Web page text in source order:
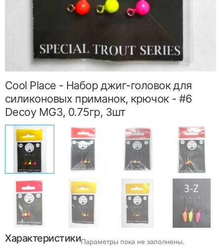
Cool Place - Набор джиг-головок для
силиконовых приманок, крючок - #6
Decoy MG3, 0.75гр, 3шт
ХарактеристикиПараметры пока не заполнены.